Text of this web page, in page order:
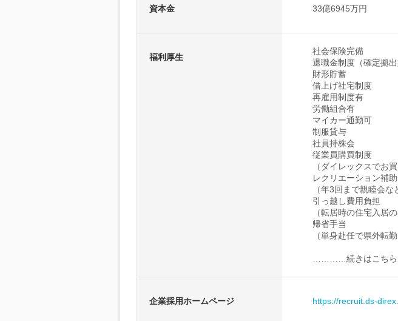
資本金 33億6945万円
福利厚生
社会保険完備
退職金制度（確定拠出
財形貯蓄
借上げ社宅制度
再雇用制度有
労働組合有
マイカー通勤可
制服貸与
社員持株会
従業員購買制度
（ダイレックスでお
レクリエーション補
（年3回まで親睦会
引っ越し費用負担
（転居時の住宅入居
帰省手当
（単身赴任で県外転
…………続きはこち
企業採用ホームページ https://recruit.ds-